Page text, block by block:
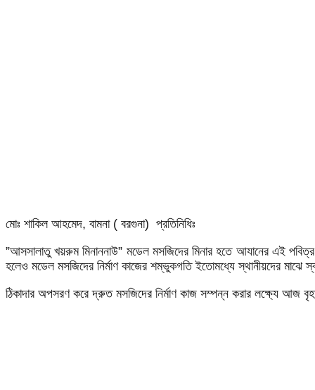
মোঃ শাকিল আহমেদ, বামনা ( বরগুনা) প্রতিনিধিঃ
”আসসালাতু খয়রুম মিনাননাউ” মডেল মসজিদের মিনার হতে আযানের এই পবিত্র
হলেও মডেল মসজিদের নির্মাণ কাজের শম্ভুকগতি ইতোমধ্যে স্থানীয়দের মাঝে
ঠিকাদার অপসরণ করে দ্রুত মসজিদের নির্মাণ কাজ সম্পন্ন করার লক্ষ্যে আজ